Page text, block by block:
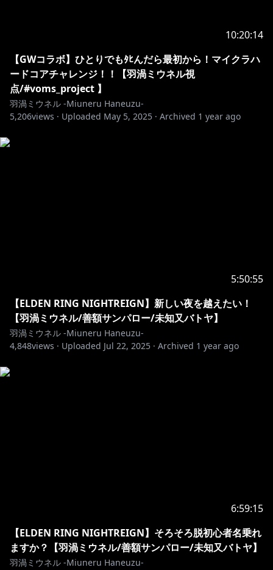
https://www.youtube.com/channel/UCE5VgVGRPfNC
jXPeTe1QJHA/join
・オリジナルのスタンプが使えるよ！
・たまにメンバー限定の配信もあるよ！
°˖✧ 異世界の姿 ✧˖°
Illust✿https://twitter.com/chie_rico
Live2D✿https://twitter.com/Amatoko85
10:20:14
【GWコラボ】ひとりでもﾀﾋんだら最初から！マイクラハ
ードコアチャレンジ！！【羽渦ミウネル視
点/#voms_project 】
羽渦ミウネル -Miuneru Haneuzu-
5,206views · Uploaded May 5, 2025 · Archived 1 year ago
5:50:55
【ELDEN RING NIGHTREIGN】新しい夜を越えたい！
【羽渦ミウネル/善額サンパロー/未知又バトヤ】
羽渦ミウネル -Miuneru Haneuzu-
4,848views · Uploaded Jul 22, 2025 · Archived 1 year ago
6:59:15
【ELDEN RING NIGHTREIGN】そろそろ脱初心者名乗れ
ますか？【羽渦ミウネル/善額サンパロー/未知又バトヤ】
羽渦ミウネル -Miuneru Haneuzu-